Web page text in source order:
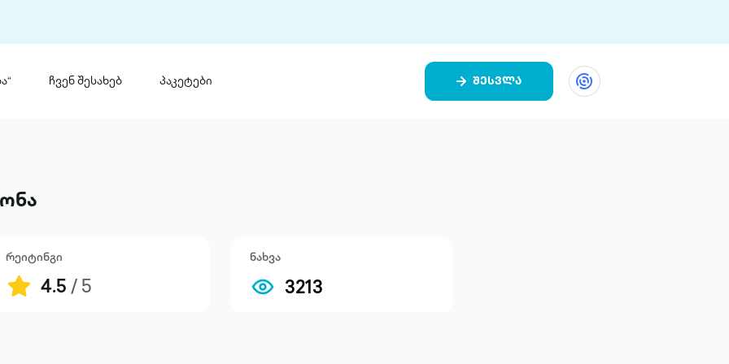
„საბა“
ჩვენ შესახებ პაკეტები შესვლა
რეიტინგი
4.5/ 5
ნახვა
3213